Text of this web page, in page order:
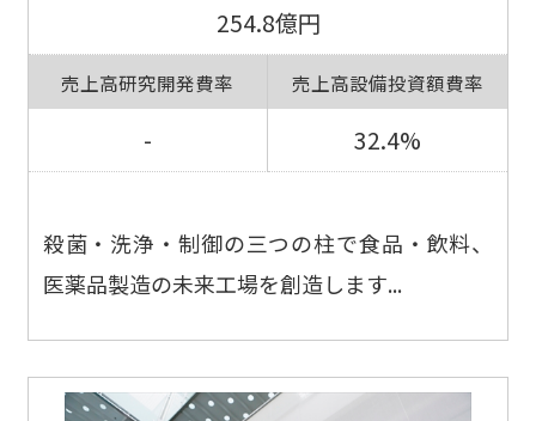
254.8億円
売上高研究開発費率
-
売上高設備投資額費率
32.4%
殺菌・洗浄・制御の三つの柱で食品・飲料、
医薬品製造の未来工場を創造します...